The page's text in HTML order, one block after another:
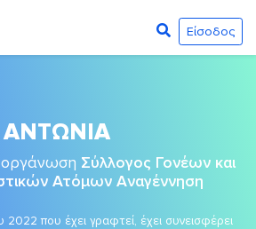
Είσοδος
ΑΝΤΩΝΙΑ
οργάνωση Σύλλογος Γονέων και
Ατόμων Αναγέννηση
που έχει γραφτεί, έχει συνεισφέρει